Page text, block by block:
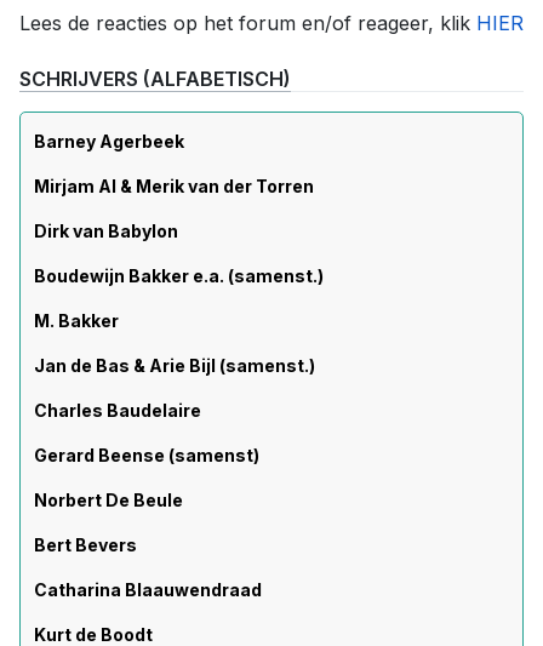
Lees de reacties op het forum en/of reageer, klik HIER
SCHRIJVERS (ALFABETISCH)
Barney Agerbeek
Mirjam Al & Merik van der Torren
Dirk van Babylon
Boudewijn Bakker e.a. (samenst.)
M. Bakker
Jan de Bas & Arie Bijl (samenst.)
Charles Baudelaire
Gerard Beense (samenst)
Norbert De Beule
Bert Bevers
Catharina Blaauwendraad
Kurt de Boodt